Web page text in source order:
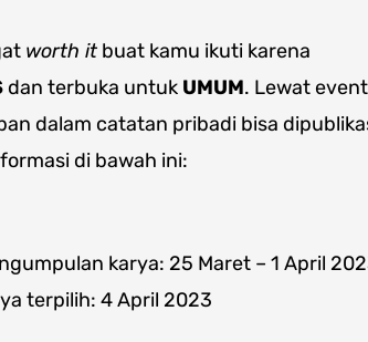
worth it buat kamu ikuti karena
dan terbuka untuk UMUM. Lewat
dalam catatan pribadi bisa
di bawah ini:
karya: 25 Maret – 1 April
terpilih: 4 April 2023